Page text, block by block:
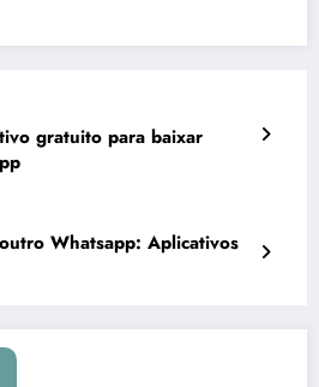
gratuito para baixar
Whatsapp: Aplicativos